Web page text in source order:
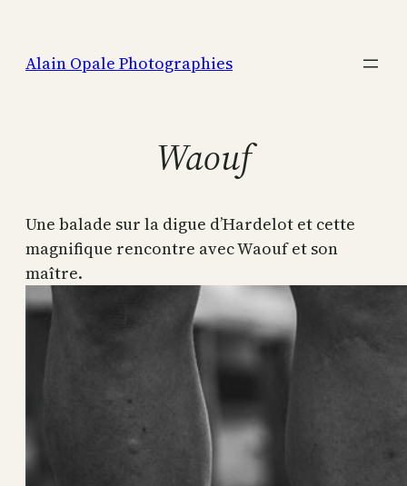
contenu
Alain Opale Photographies
Waouf
Une balade sur la digue d’Hardelot et cette
magnifique rencontre avec Waouf et son
maître.